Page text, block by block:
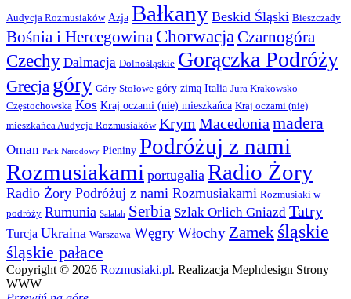
Audycja Rozmusiaków Azja Bałkany Beskid Śląski Bieszczady
Bośnia i Hercegowina ChorwacjaCzarnogóra
Czechy Dalmacja Dolnośląskie Gorączka Podróży
Grecja góry Góry Stołowe góry zimą Italia Jura Krakowsko
Częstochowska Kos Kraj oczami (nie) mieszkańca Kraj oczami (nie)
mieszkańca Audycja Rozmusiaków Krym Macedonia madera
Oman Park Narodowy Pieniny Podróżuj z nami
Rozmusiakami portugalia Radio Żory
Radio Żory Podróżuj z nami Rozmusiakami Rozmusiaki w
podróży Rumunia Salalah Serbia Szlak Orlich Gniazd Tatry
Turcja Ukraina Warszawa WęgryWłochy Zamek śląskie
śląskie pałace
Copyright © 2026 Rozmusiaki.pl. Realizacja Mephdesign Strony
WWW